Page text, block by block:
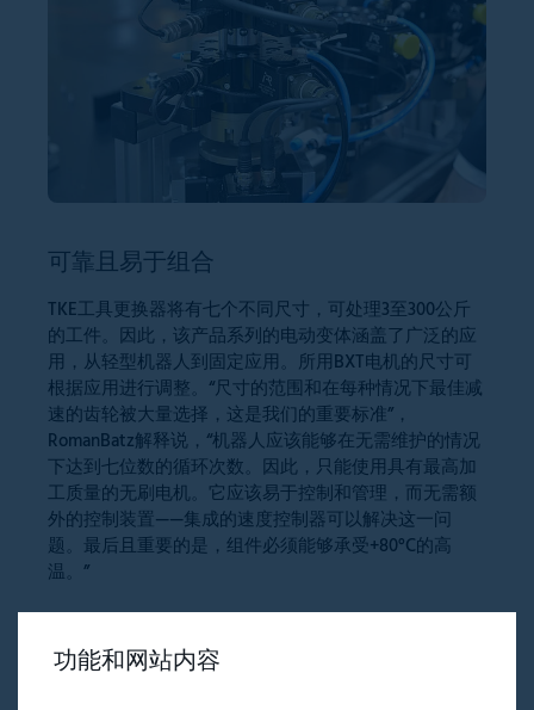
可靠且易于组合
TKE工具更换器将有七个不同尺寸，可处理3至300公斤
的工件。因此，该产品系列的电动变体涵盖了广泛的应
用，从轻型机器人到固定应用。所用BXT电机的尺寸可
根据应用进行调整。“尺寸的范围和在每种情况下最佳减
速的齿轮被大量选择，这是我们的重要标准”，
RomanBatz解释说，“机器人应该能够在无需维护的情况
下达到七位数的循环次数。因此，只能使用具有最高加
工质量的无刷电机。它应该易于控制和管理，而无需额
外的控制装置——集成的速度控制器可以解决这一问
题。最后且重要的是，组件必须能够承受+80°C的高
温。”
IPR从FAULHABER采购各种微电机。“我们在很多年前就
开始合作了，远早于我的时代，”这位开发工程师说。除
功能和网站内容